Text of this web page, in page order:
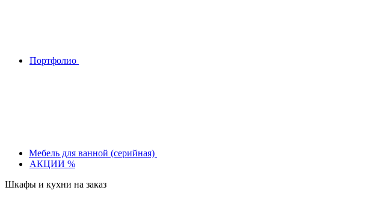
Портфолио
Мебель для ванной (серийная)
АКЦИИ %
Шкафы и кухни на заказ